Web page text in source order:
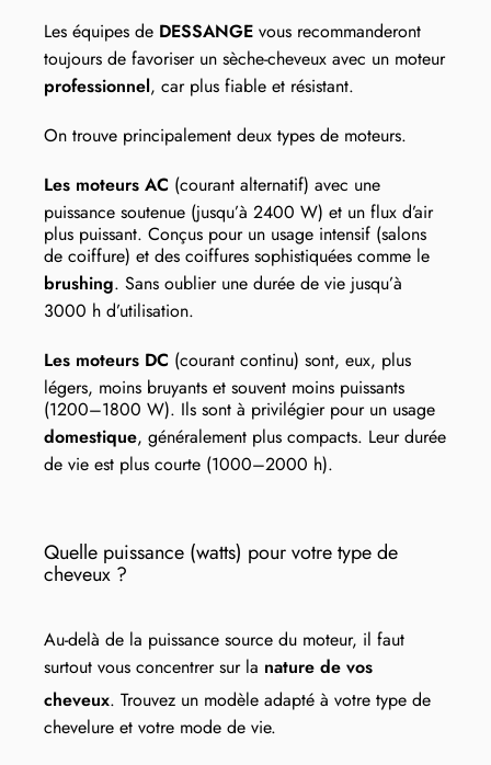
Les équipes de DESSANGE vous recommanderont
toujours de favoriser un sèche-cheveux avec un moteur
professionnel, car plus fiable et résistant.
On trouve principalement deux types de moteurs.
Les moteurs AC (courant alternatif) avec une
puissance soutenue (jusqu’à 2400 W) et un flux d’air
plus puissant. Conçus pour un usage intensif (salons
de coiffure) et des coiffures sophistiquées comme le
brushing. Sans oublier une durée de vie jusqu’à
3000 h d’utilisation.
Les moteurs DC (courant continu) sont, eux, plus
légers, moins bruyants et souvent moins puissants
(1200–1800 W). Ils sont à privilégier pour un usage
domestique, généralement plus compacts. Leur durée
de vie est plus courte (1000–2000 h).
Quelle puissance (watts) pour votre type de
cheveux ?
Au-delà de la puissance source du moteur, il faut
surtout vous concentrer sur la nature de vos
cheveux. Trouvez un modèle adapté à votre type de
chevelure et votre mode de vie.